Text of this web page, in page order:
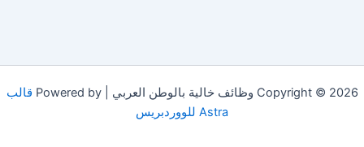
Copyright © 2026 وظائف خالية بالوطن العربي | Powered by
قالب
Astra للووردبريس